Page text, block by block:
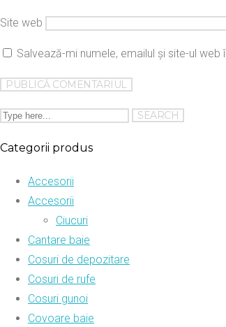
Site web
Salvează-mi numele, emailul și site-ul
Categorii produs
Accesorii
Accesorii
Ciucuri
Cantare baie
Cosuri de depozitare
Cosuri de rufe
Cosuri gunoi
Covoare baie